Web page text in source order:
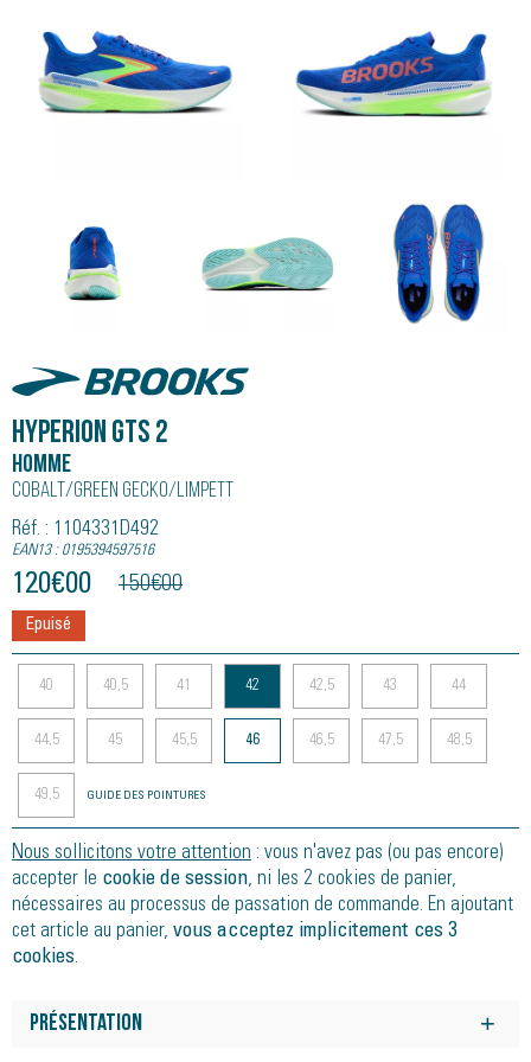
Brooks
HYPERION GTS 2
Homme
Cobalt/green Gecko/limpett
Réf. : 1104331D492
EAN13 : 0195394597516
120€00 150€00
Epuisé
40 40,5 41 42 42,5 43 44
44,5 45 45,5 46 46,5 47,5 48,5
49,5 GUIDE DES POINTURES
Nous sollicitons votre attention : vous n'avez pas (ou pas encore)
accepter le cookie de session, ni les 2 cookies de panier,
nécessaires au processus de passation de commande. En ajoutant
cet article au panier, vous acceptez implicitement ces 3
cookies.
Présentation